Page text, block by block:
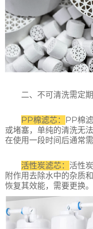
二、不可清洗需定
PP棉滤芯：
PP棉
或堵塞，单纯的清洗无
在使用一段时间后通常需
活性炭滤芯： 活性
附作用去除水中的杂质
恢复其效能，需要更换。